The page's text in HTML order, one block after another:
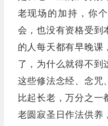
老现场的加持，你
会，也没有资格受到
的人每天都有早晚课
了，为什么就得不到
这些修法念经、念咒
比起长老，万分之一
老圆寂圣日作法供养